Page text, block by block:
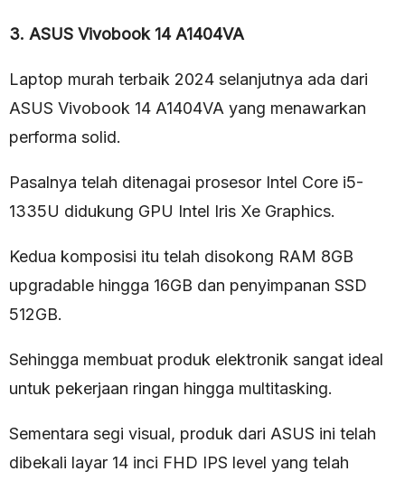
3. ASUS Vivobook 14 A1404VA
Laptop murah terbaik 2024 selanjutnya ada dari
ASUS Vivobook 14 A1404VA yang menawarkan
performa solid.
Pasalnya telah ditenagai prosesor Intel Core i5-
1335U didukung GPU Intel Iris Xe Graphics.
Kedua komposisi itu telah disokong RAM 8GB
upgradable hingga 16GB dan penyimpanan SSD
512GB.
Sehingga membuat produk elektronik sangat ideal
untuk pekerjaan ringan hingga multitasking.
Sementara segi visual, produk dari ASUS ini telah
dibekali layar 14 inci FHD IPS level yang telah